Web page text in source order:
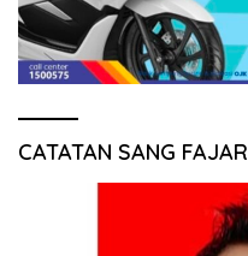
CATATAN SANG FAJAR